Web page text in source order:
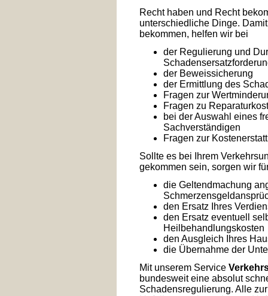
Recht haben und Recht
unterschiedliche Dinge.
bekommen, helfen wir bei
der Regulierung und
der Beweissicherung
der Ermittlung des
Fragen zur
Fragen zu
bei der Auswahl eines
Sachverständigen
Fragen zur
Sollte es bei Ihrem
gekommen sein, sorgen wir
die Geltendmachung
den Ersatz Ihres
den Ersatz eventuell
Heilbehandlungskosten
den Ausgleich Ihres
die Übernahme der
Mit unserem Service
bundesweit eine absolut
Schadensregulierung. Alle